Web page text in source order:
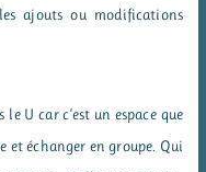
ajouts ou modifications
U car c’est un espace que
et échanger en groupe. Qui